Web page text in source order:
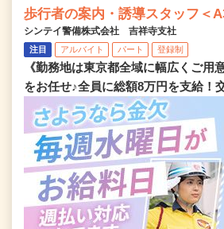
歩行者の案内・誘導スタッフ＜
シンテイ警備株式会社 吉祥寺支社
注目 アルバイト パート 登録制
《勤務地は東京都全域に幅広くご用
をお任せ♪全員に総額8万円を支給！